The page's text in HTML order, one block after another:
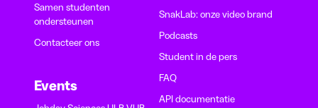
Samen studenten
ondersteunen
Contacteer ons
Events
SnakLab: onze video brand
Podcasts
Student in de pers
FAQ
API documentatie